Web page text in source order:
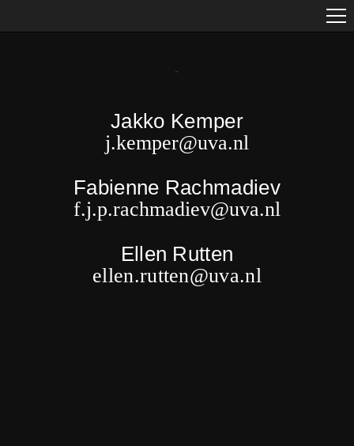
-
Jakko Kemper
j.kemper@uva.nl
Fabienne Rachmadiev
f.j.p.rachmadiev@uva.nl
Ellen Rutten
ellen.rutten@uva.nl